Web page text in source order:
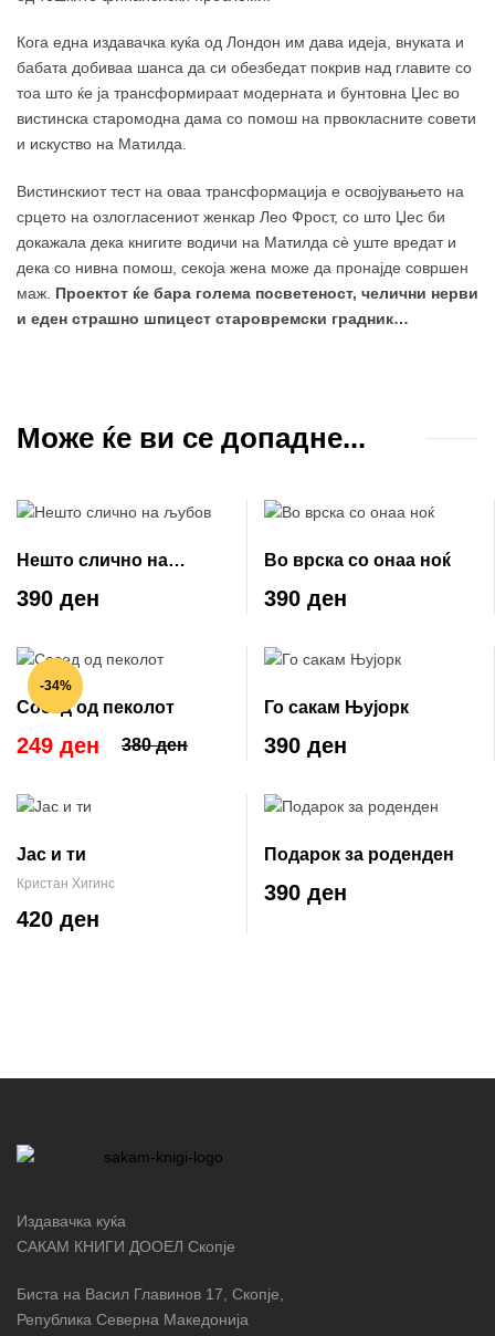
Кога една издавачка куќа од Лондон им дава идеја, внуката и
бабата добиваа шанса да си обезбедат покрив над главите со
тоа што ќе ја трансформираат модерната и бунтовна Џес во
вистинска старомодна дама со помош на првокласните совети
и искуство на Матилда.
Вистинскиот тест на оваа трансформација е освојувањето на
срцето на озлогласениот женкар Лео Фрост, со што Џес би
докажала дека книгите водичи на Матилда сè уште вредат и
дека со нивна помош, секоја жена може да пронајде совршен
маж. Проектот ќе бара голема посветеност, челични нерви
и еден страшно шпицест старовремски градник…
Може ќе ви се допадне...
Нешто слично на
љубов
390 ден
Во врска со онаа ноќ
390 ден
-34%
Сосед од пеколот
380 ден
249 ден
Го сакам Њујорк
390 ден
Јас и ти
Кристан Хигинс
420 ден
Подарок за роденден
390 ден
Издавачка куќа
САКАМ КНИГИ ДООЕЛ Скопје
Биста на Васил Главинов 17, Скопје,
Република Северна Македонија